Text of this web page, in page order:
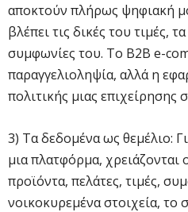
αποκτούν πλήρως ψηφιακή
βλέπει τις δικές του τιμές,
συμφωνίες του. Το B2B e-
παραγγελιοληψία, αλλά η
πολιτικής μιας
3) Τα δεδομένα ως θεμέλιο:
μια πλατφόρμα,
προϊόντα, πελάτες, τιμές,
νοικοκυρεμένα στοιχεία, το